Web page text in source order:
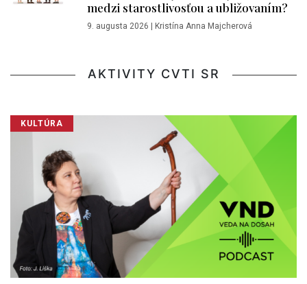
medzi starostlivosťou a ubližovaním?
9. augusta 2026 Kristína Anna Majcherová
AKTIVITY CVTI SR
KULTÚRA